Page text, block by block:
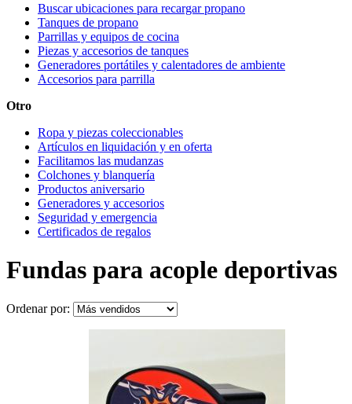
Buscar ubicaciones para recargar propano
Tanques de propano
Parrillas y equipos de cocina
Piezas y accesorios de tanques
Generadores portátiles y calentadores de ambiente
Accesorios para parrilla
Otro
Ropa y piezas coleccionables
Artículos en liquidación y en oferta
Facilitamos las mudanzas
Colchones y blanquería
Productos aniversario
Generadores y accesorios
Seguridad y emergencia
Certificados de regalos
Fundas para acople deportivas
Ordenar por: